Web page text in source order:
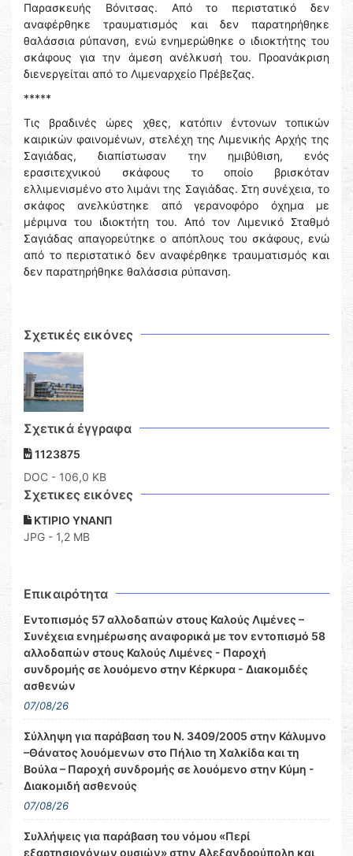
Παρασκευής Βόνιτσας. Από το περιστατικό δεν
αναφέρθηκε τραυματισμός και δεν παρατηρήθηκε
θαλάσσια ρύπανση, ενώ ενημερώθηκε ο ιδιοκτήτης του
σκάφους για την άμεση ανέλκυσή του. Προανάκριση
διενεργείται από το Λιμεναρχείο Πρέβεζας.
*****
Τις βραδινές ώρες χθες, κατόπιν έντονων τοπικών
καιρικών φαινομένων, στελέχη της Λιμενικής Αρχής της
Σαγιάδας, διαπίστωσαν την ημιβύθιση, ενός
ερασιτεχνικού σκάφους το οποίο βρισκόταν
ελλιμενισμένο στο λιμάνι της Σαγιάδας. Στη συνέχεια, το
σκάφος ανελκύστηκε από γερανοφόρο όχημα με
μέριμνα του ιδιοκτήτη του. Από τον Λιμενικό Σταθμό
Σαγιάδας απαγορεύτηκε ο απόπλους του σκάφους, ενώ
από το περιστατικό δεν αναφέρθηκε τραυματισμός και
δεν παρατηρήθηκε θαλάσσια ρύπανση.
Σχετικές εικόνες
Σχετικά έγγραφα
1123875
DOC - 106,0 KB
Σχετικες εικόνες
ΚΤΙΡΙΟ ΥΝΑΝΠ
JPG - 1,2 MB
Επικαιρότητα
Εντοπισμός 57 αλλοδαπών στους Καλούς Λιμένες –
Συνέχεια ενημέρωσης αναφορικά με τον εντοπισμό 58
αλλοδαπών στους Καλούς Λιμένες - Παροχή
συνδρομής σε λουόμενο στην Κέρκυρα - Διακομιδές
ασθενών
07/08/26
Σύλληψη για παράβαση του Ν. 3409/2005 στην Κάλυμνο
–Θάνατος λουόμενων στο Πήλιο τη Χαλκίδα και τη
Βούλα – Παροχή συνδρομής σε λουόμενο στην Κύμη -
Διακομιδή ασθενούς
07/08/26
Συλλήψεις για παράβαση του νόμου «Περί
εξαρτησιογόνων ουσιών» στην Αλεξανδρούπολη και